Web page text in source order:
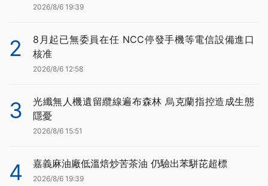
2026/8/6 19:39
2
8月起已無委員在任 NCC停發手機等電信設備進口
核准
2026/8/6 12:58
3
光纖無人機遺留纜線遍布森林 烏克蘭指控造成生態
隱憂
2026/8/6 15:51
4 嘉義麻油廠低溫焙炒苦茶油 仍驗出苯駢芘超標
2026/8/6 19:39